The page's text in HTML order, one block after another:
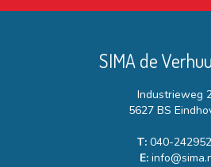
SIMA de
Industrieweg
5627 BS
T: 040-
E: